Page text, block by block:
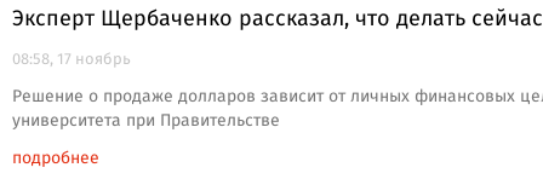
Эксперт Щербаченко рассказал, что делать
08:58, 17 ноябрь
Решение о продаже долларов зависит от личных финансовых
университета при Правительстве
подробнее